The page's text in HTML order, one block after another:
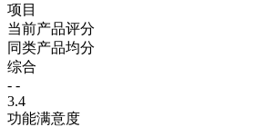
项目
当前产品评分
同类产品均分
综合
- -
3.4
功能满意度